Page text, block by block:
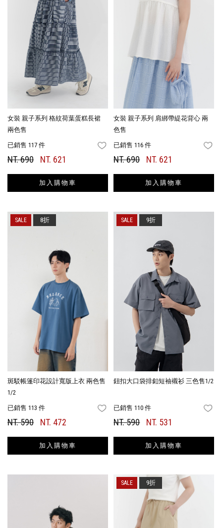
女裝 親子系列 格紋荷葉蛋糕長裙
兩色售
已銷售 117 件 FAVORITES
NT. 690 NT. 621
加入購物車
女裝 親子系列 肩綁帶緹花背心 兩
色售
已銷售 116 件
NT. 690 NT. 621
加入購物車
斑駁帳篷印花設計寬版上衣 兩色售
1/2
已銷售 113 件 FAVORITES
NT. 590 NT. 472
加入購物車
8折
鈕扣大口袋排釦短袖襯衫 三色售1/2
已銷售 110 件
NT. 590 NT. 531
加入購物車
9折
9折